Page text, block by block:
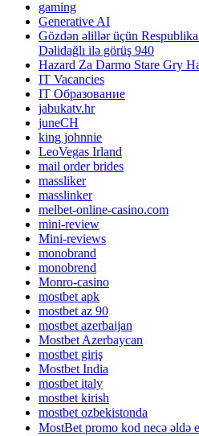
gaming
Generative AI
Gözdən əlillər üçün
Dəlidağlı ilə görüş 940
Hazard Za Darmo Stare Gry
IT Vacancies
IT Образование
jabukatv.hr
juneCH
king johnnie
LeoVegas Irland
mail order brides
massliker
masslinker
melbet-online-casino.com
mini-review
Mini-reviews
monobrand
monobrend
Monro-casino
mostbet apk
mostbet az 90
mostbet azerbaijan
Mostbet Azerbaycan
mostbet giriş
Mostbet India
mostbet italy
mostbet kirish
mostbet ozbekistonda
MostBet promo kod necə əldə